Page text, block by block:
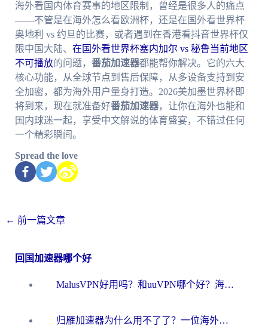
海外看国内体育赛事的地区限制，曾经是很多人的痛点
——不管是在海外怎么看欧洲杯，还是在国外看世界杯
奥地利 vs 约旦的比赛，或者遇到在香港看抖音世界杯仅
限中国大陆、 在国外看世界杯塞内加尔 vs 秘鲁当前地区
不可播放的问题， 番茄加速器都能帮你解决。它的六大
核心功能，从全球节点到售后保障，从多设备支持到安
全加密，都为海外用户量身打造。2026美加墨世界杯即
将到来，现在就准备好番茄加速器，让你在海外也能和
国内球迷一起，享受中文解说的体育盛宴，不错过任何
一个精彩瞬间。
Spread the love
← 前一篇文章
回国加速器哪个好
MalusVPN好用吗？和uuVPN哪个好？海外党无缝访问国内资源的真实对比与选择指南
归雁加速器为什么用不了了？一位海外游子的真实困惑与技术解答